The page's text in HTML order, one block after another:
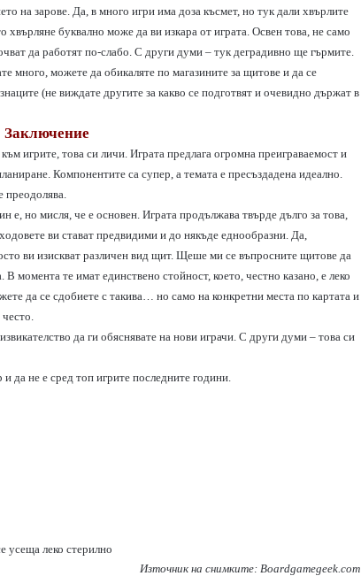
на зарове. Да, в много игри има доза късмет, но тук дали хвърлите
буквално може да ви изкара от играта. Освен това, не само
да работят по-слабо. С други думи – тук деградивно ще гърмите.
много, можете да обикаляте по магазините за щитове и да се
(не виждате другите за какво се подготвят и очевидно държат в
Заключение
игрите, това си личи. Играта предлага огромна преиграваемост и
Компонентите са супер, а темата е пресъздадена идеално.
преодолява.
но мисля, че е основен. Играта продължава твърде дълго за това,
ви стават предвидими и до някъде еднообразни. Да,
ви изискват различен вид щит. Щеше ми се въпросните щитове да
момента те имат единствено стойност, което, честно казано, е леко
да се сдобиете с такива… но само на конкретни места по картата и
да ги обяснявате на нови играчи. С други думи – това си
да не е сред топ игрите последните години.
усеща леко стерилно
Източник на снимките: Boardgamegeek.com